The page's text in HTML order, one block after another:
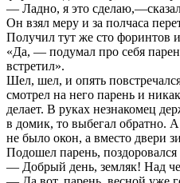
— Ладно, я это
Он взял меру и за полчаса
Получил тут же сто форинтов
«Да, — подумал про себя
встретил».
Шел, шел, и опять
смотрел на него парень и
делает. В руках незнакомец
в домик, то выбегал
не было окон, а вместо двери
Подошел парень, поздоровался
— Добрый день, земляк! Над